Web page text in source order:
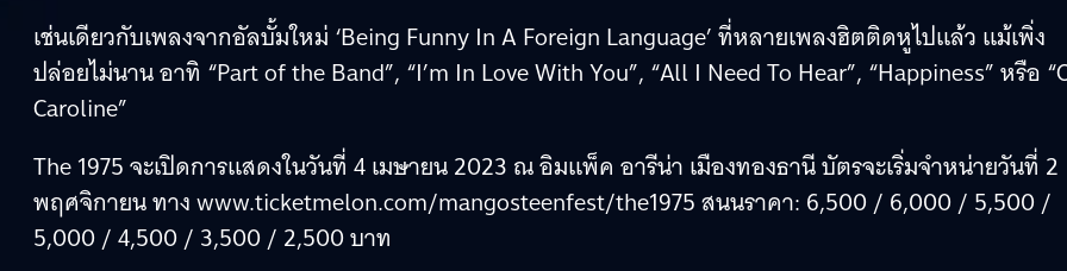
เช่นเดียวกับเพลงจากอัลบั้มใหม่ ‘Being Funny In A Foreign Language’ ที่หลายเพลงฮิตติดหูไปแล้ว แม้เพิ่ง
ปล่อยไม่นาน อาทิ “Part of the Band”, “I’m In Love With You”, “All I Need To Hear”, “Happiness” หรือ
Caroline”
The 1975 จะเปิดการแสดงในวันที่ 4 เมษายน 2023 ณ อิมแพ็ค อารีน่า เมืองทองธานี บัตรจะเริ่มจำหน่ายวันที่ 2
พฤศจิกายน ทาง www.ticketmelon.com/mangosteenfest/the1975 สนนราคา: 6,500 / 6,000 / 5,500 /
5,000 / 4,500 / 3,500 / 2,500 บาท